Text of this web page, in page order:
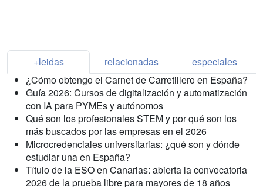
+leidas relacionadas
especiales
¿Cómo obtengo el Carnet de Carretillero en España?
Guía 2026: Cursos de digitalización y automatización
con IA para PYMEs y autónomos
Qué son los profesionales STEM y por qué son los
más buscados por las empresas en el 2026
Microcredenciales universitarias: ¿qué son y dónde
estudiar una en España?
Título de la ESO en Canarias: abierta la convocatoria
2026 de la prueba libre para mayores de 18 años